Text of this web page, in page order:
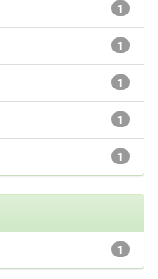
1
1
1
1
1
1